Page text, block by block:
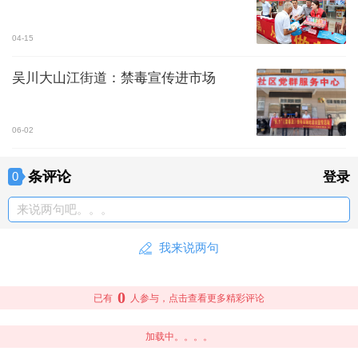
04-15
吴川大山江街道：禁毒宣传进市场
06-02
0 条评论 登录
来说两句吧。。。
我来说两句
已有 0 人参与，点击查看更多精彩评论
加载中。。。。